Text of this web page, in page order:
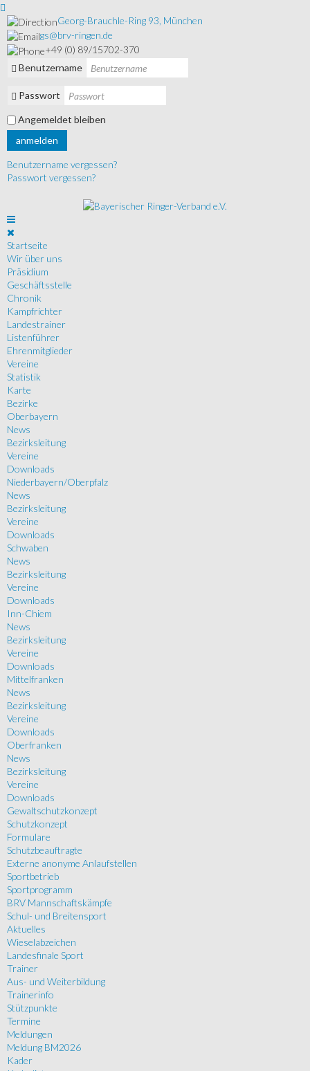
Georg-Brauchle-Ring 93, München
gs@brv-ringen.de
+49 (0) 89/15702-370
Benutzername
Passwort
Angemeldet bleiben
anmelden
Benutzername vergessen?
Passwort vergessen?
Startseite
Wir über uns
Präsidium
Geschäftsstelle
Chronik
Kampfrichter
Landestrainer
Listenführer
Ehrenmitglieder
Vereine
Statistik
Karte
Bezirke
Oberbayern
News
Bezirksleitung
Vereine
Downloads
Niederbayern/Oberpfalz
News
Bezirksleitung
Vereine
Downloads
Schwaben
News
Bezirksleitung
Vereine
Downloads
Inn-Chiem
News
Bezirksleitung
Vereine
Downloads
Mittelfranken
News
Bezirksleitung
Vereine
Downloads
Oberfranken
News
Bezirksleitung
Vereine
Downloads
Gewaltschutzkonzept
Schutzkonzept
Formulare
Schutzbeauftragte
Externe anonyme Anlaufstellen
Sportbetrieb
Sportprogramm
BRV Mannschaftskämpfe
Schul- und Breitensport
Aktuelles
Wieselabzeichen
Landesfinale Sport
Trainer
Aus- und Weiterbildung
Trainerinfo
Stützpunkte
Termine
Meldungen
Meldung BM2026
Kader